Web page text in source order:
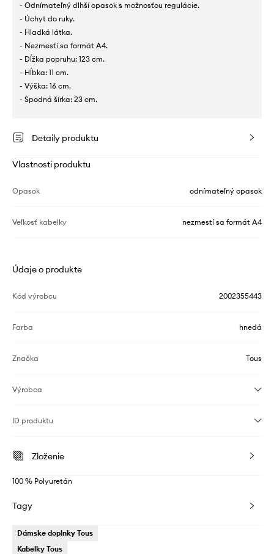
- Odnímateľný dlhší opasok s možnosťou regulácie.
- Úchyt do ruky.
- Hladká látka.
- Nezmestí sa formát A4.
- Dĺžka popruhu: 123 cm.
- Hĺbka: 11 cm.
- Výška: 16 cm.
- Spodná šírka: 23 cm.
Detaily produktu
Vlastnosti produktu
Opasok odnímateľný opasok
Veľkosť kabelky nezmestí sa formát A4
Údaje o produkte
Kód výrobcu 2002355443
Farba hnedá
Značka Tous
Výrobca
ID produktu
Zloženie
100 % Polyuretán
Tagy
Dámske doplnky Tous
Kabelky Tous